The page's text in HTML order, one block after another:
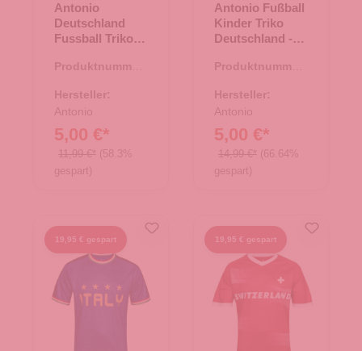
Antonio
Deutschland
Fussball Trikot L
Produktnummer:
Hersteller:
Antonio
5,00 €*
11,99 €* (58.3%
gespart)
Antonio Fußball
Kinder Triko
Deutschland -
Produktnummer:
Hersteller:
Antonio
5,00 €*
14,99 €* (66.64%
gespart)
19,95 € gespart 19,95 € gespart